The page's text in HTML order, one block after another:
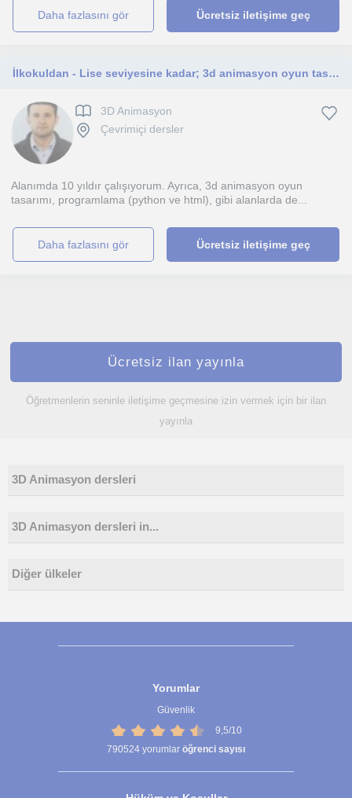
daha fazlasını gör Ücretsiz iletişime geç
İlkokuldan - Lise seviyesine kadar; 3d animasyon oyun tasarımı, programlama (python ve html) Algoritma çözümleri dersleri veriler
3D Animasyon
Çevrimiçi dersler
Alanımda 10 yıldır çalışıyorum. Ayrıca, 3d animasyon oyun
tasarımı, programlama (python ve html), gibi alanlarda de...
daha fazlasını gör Ücretsiz iletişime geç
Ücretsiz ilan yayınla
Öğretmenlerin seninle iletişime geçmesine izin vermek için bir ilan
yayınla
3D Animasyon dersleri
3D Animasyon dersleri in...
Diğer ülkeler
Yorumlar
Güvenlik
9,5/10
790524 yorumlar öğrenci sayısı